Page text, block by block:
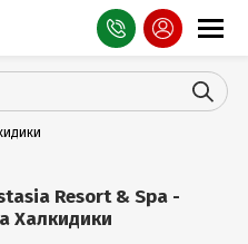
Resort & Spa -
Халкидики